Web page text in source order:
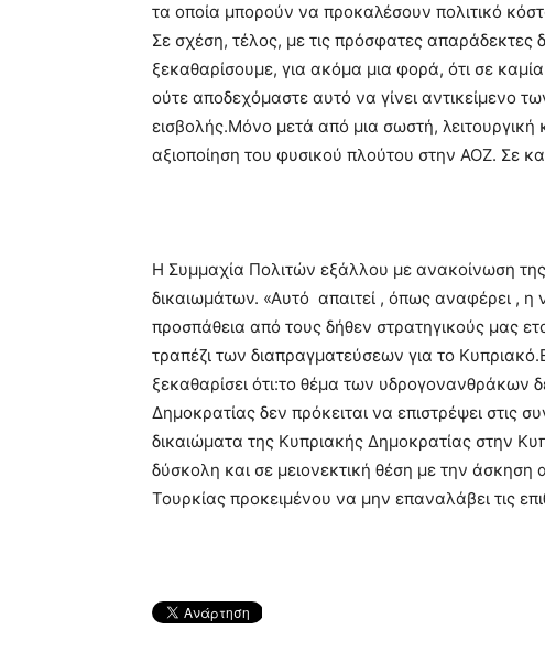
τα οποία μπορούν να προκαλέσουν πολιτικό
Σε σχέση, τέλος, με τις πρόσφατες
ξεκαθαρίσουμε, για ακόμα μια φορά, ότι σε
ούτε αποδεχόμαστε αυτό να γίνει αντικείμενο
εισβολής.Μόνο μετά από μια σωστή,
αξιοποίηση του φυσικού πλούτου στην ΑΟΖ. Σε
Η Συμμαχία Πολιτών εξάλλου με ανακοίνωση
δικαιωμάτων. «Αυτό απαιτεί , όπως αναφέρει , η
προσπάθεια από τους δήθεν στρατηγικούς μας
τραπέζι των διαπραγματεύσεων για το
ξεκαθαρίσει ότι:το θέμα των υδρογονανθράκων
Δημοκρατίας δεν πρόκειται να επιστρέψει στις
δικαιώματα της Κυπριακής Δημοκρατίας στην
δύσκολη και σε μειονεκτική θέση με την
Τουρκίας προκειμένου να μην επαναλάβει τις